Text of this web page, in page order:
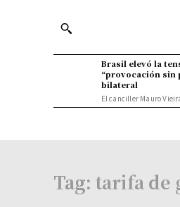
Brasil elevó la
“provocación sin
bilateral
El canciller Mauro
Tag: tarifa de